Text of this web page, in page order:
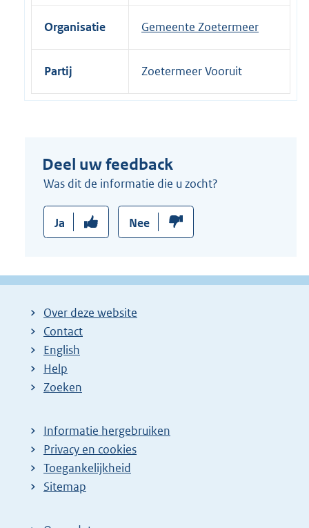
Organisatie Gemeente Zoetermeer
Partij Zoetermeer Vooruit
Deel uw feedback
Was dit de informatie die u zocht?
Ja Nee
Over deze website
Contact
English
Help
Zoeken
Informatie hergebruiken
Privacy en cookies
Toegankelijkheid
Sitemap